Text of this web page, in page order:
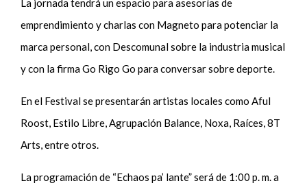
La jornada tendrá un espacio para asesorías de
emprendimiento y charlas con Magneto para potenciar la
marca personal, con Descomunal sobre la industria musical
y con la firma Go Rigo Go para conversar sobre deporte.
En el Festival se presentarán artistas locales como Aful
Roost, Estilo Libre, Agrupación Balance, Noxa, Raíces, 8T
Arts, entre otros.
La programación de “Echaos pa’ lante” será de 1:00 p. m. a